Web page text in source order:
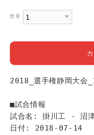
数量
2018_選手権静岡大会
■試合情報
試合名: 掛川工 - 沼
日付: 2018-07-14